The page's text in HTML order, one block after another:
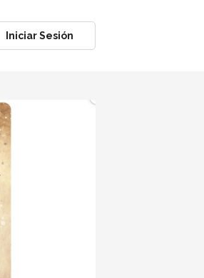
Iniciar Sesión